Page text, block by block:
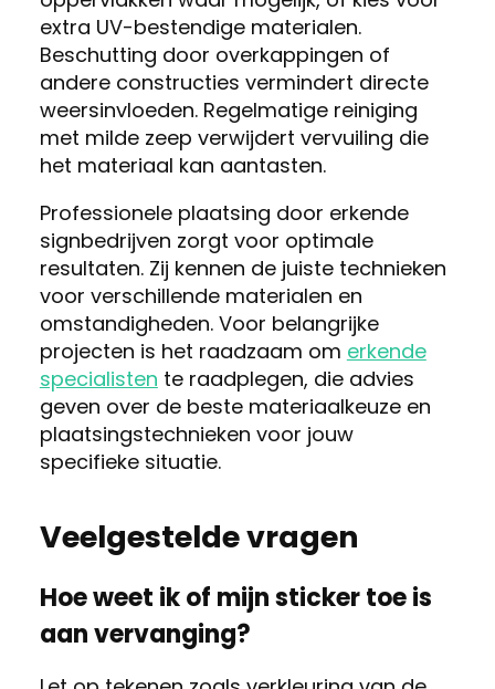
extra UV-bestendige materialen.
Beschutting door overkappingen of
andere constructies vermindert directe
weersinvloeden. Regelmatige reiniging
met milde zeep verwijdert vervuiling die
het materiaal kan aantasten.
Professionele plaatsing door erkende
signbedrijven zorgt voor optimale
resultaten. Zij kennen de juiste technieken
voor verschillende materialen en
omstandigheden. Voor belangrijke
projecten is het raadzaam om erkende
specialisten te raadplegen, die advies
geven over de beste materiaalkeuze en
plaatsingstechnieken voor jouw
specifieke situatie.
Veelgestelde vragen
Hoe weet ik of mijn sticker toe is
aan vervanging?